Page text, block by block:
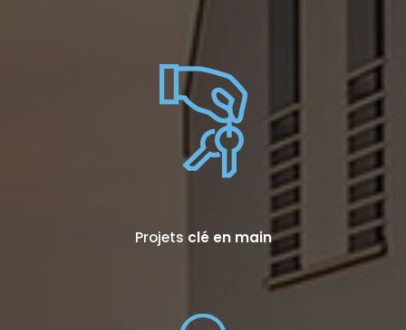
Projets clé en main